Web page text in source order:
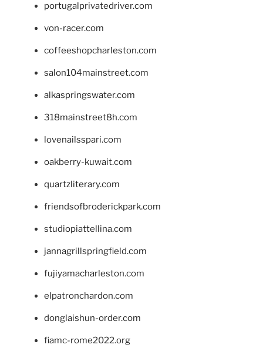
portugalprivatedriver.com
von-racer.com
coffeeshopcharleston.com
salon104mainstreet.com
alkaspringswater.com
318mainstreet8h.com
lovenailsspari.com
oakberry-kuwait.com
quartzliterary.com
friendsofbroderickpark.com
studiopiattellina.com
jannagrillspringfield.com
fujiyamacharleston.com
elpatronchardon.com
donglaishun-order.com
fiamc-rome2022.org